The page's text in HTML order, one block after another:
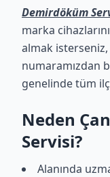
Demirdöküm
marka
almak
numaramızdan
genelinde tüm
Neden
Servisi?
Alanında